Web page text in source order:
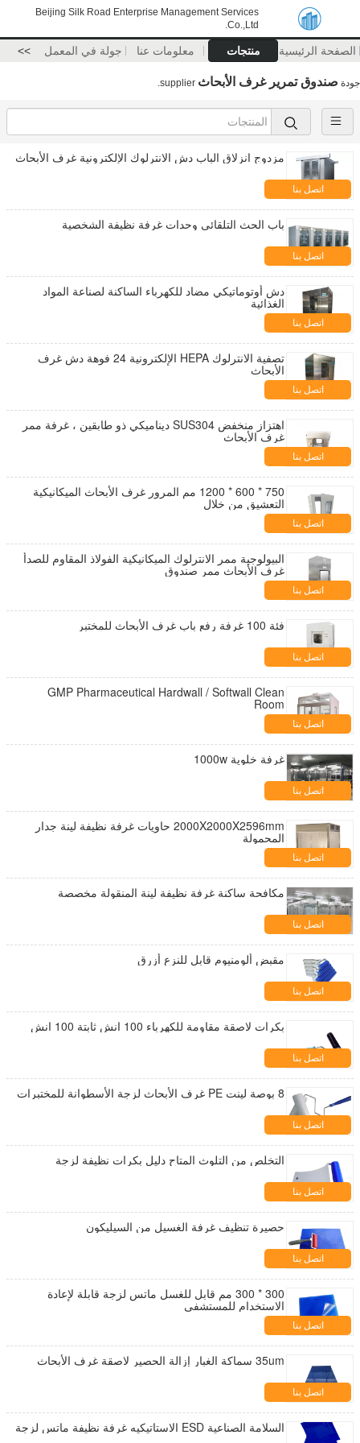
Beijing Silk Road Enterprise Management Services
Co.,Ltd.
الصفحة الرئيسية منتجات معلومات عنا جولة في المعمل >>
جودة صندوق تمرير غرف الأبحاث
مزدوج انزلاق الباب دش الانترلوك الإلكترونية غرف الأبحاث
اتصل بنا
باب الحث التلقائي وحدات غرفة نظيفة الشخصية
اتصل بنا
دش أوتوماتيكي مضاد للكهرباء الساكنة لصناعة المواد
الغذائية
اتصل بنا
تصفية الانترلوك HEPA الإلكترونية 24 فوهة دش غرف
الأبحاث
اتصل بنا
اهتزاز منخفض SUS304 ديناميكي ذو طابقين ، غرفة ممر
غرف الأبحاث
اتصل بنا
750 * 600 * 1200 مم المرور غرف الأبحاث الميكانيكية
التعشيق من خلال
اتصل بنا
البيولوجية ممر الانترلوك الميكانيكية الفولاذ المقاوم للصدأ
غرف الأبحاث ممر صندوق
اتصل بنا
فئة 100 غرفة رفع باب غرف الأبحاث للمختبر
اتصل بنا
GMP Pharmaceutical Hardwall / Softwall Clean
Room
اتصل بنا
غرفة خلوية 1000w
اتصل بنا
2000X2000X2596mm حاويات غرفة نظيفة لينة جدار
المحمولة
اتصل بنا
مكافحة ساكنة غرفة نظيفة لينة المنقولة مخصصة
اتصل بنا
مقبض ألومنيوم قابل للنزع أزرق
اتصل بنا
بكرات لاصقة مقاومة للكهرباء 100 انش ثابتة 100 انش
اتصل بنا
8 بوصة لينت PE غرف الأبحاث لزجة الأسطوانة للمختبرات
اتصل بنا
التخلص من التلوث المتاح دليل بكرات نظيفة لزجة
اتصل بنا
حصيرة تنظيف غرفة الغسيل من السيليكون
اتصل بنا
300 * 300 مم قابل للغسل ماتس لزجة قابلة لإعادة
الاستخدام للمستشفى
اتصل بنا
35um سماكة الغبار إزالة الحصير لاصقة غرف الأبحاث
اتصل بنا
السلامة الصناعية ESD الاستاتيكيه غرفة نظيفة ماتس لزجة